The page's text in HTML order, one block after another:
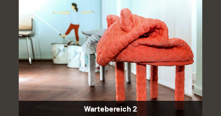
Wartebereich 2